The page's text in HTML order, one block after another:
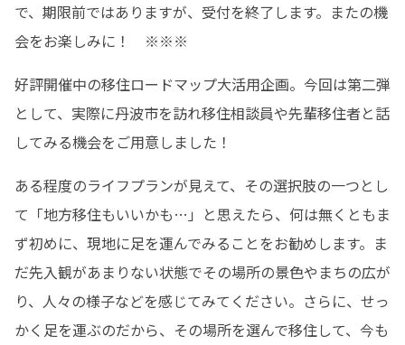
で、期限前ではありますが、受付を終了します。またの機
会をお楽しみに！　※※※
好評開催中の移住ロードマップ大活用企画。今回は第二弾
として、実際に丹波市を訪れ移住相談員や先輩移住者と話
してみる機会をご用意しました！
ある程度のライフプランが見えて、その選択肢の一つとし
て「地方移住もいいかも…」と思えたら、何は無くともま
ず初めに、現地に足を運んでみることをお勧めします。ま
だ先入観があまりない状態でその場所の景色やまちの広が
り、人々の様子などを感じてみてください。さらに、せっ
かく足を運ぶのだから、その場所を選んで移住して、今も